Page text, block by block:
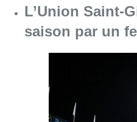
L’Union Saint-
saison par un